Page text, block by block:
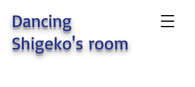
Dancing
Shigeko's room